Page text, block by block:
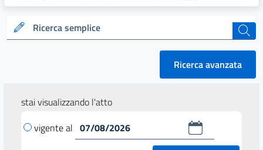
Ricerca semplice cerca
Ricerca avanzata
stai visualizzando l'atto
vigente al